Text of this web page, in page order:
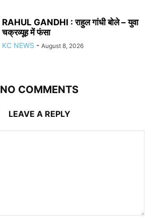
RAHUL GANDHI : राहुल गांधी बोले – युवा
चक्रव्यूह में फंसा
KC NEWS - August 8, 2026
NO COMMENTS
LEAVE A REPLY